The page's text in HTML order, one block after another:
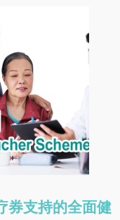
券支持的全面健